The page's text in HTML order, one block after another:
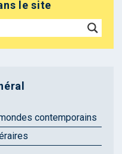
le site
contemporains